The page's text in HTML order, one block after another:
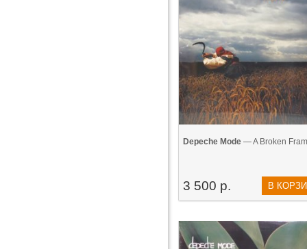
Depeche Mode— A Broken
3 500 р. В